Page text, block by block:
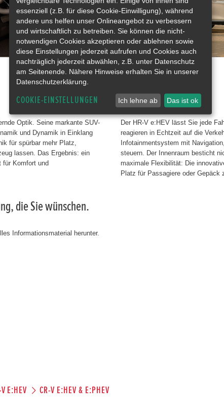
Optik. Seine markante SUV-
und Dynamik in Einklang
für spürbar mehr Platz,
lassen. Das Ergebnis: ein
für Komfort und
Intelligenter Komfort.
Der HR-V e:HEV lässt Sie jede
reagieren in Echtzeit auf die
Infotainmentsystem mit
steuern. Der Innenraum besticht
maximale Flexibilität: Die
Platz für Passagiere oder
die Sie wünschen.
Informationsmaterial herunter.
E:HEV CR-V E:HEV & E:PHEV
essenziell (z.B. für diese Cookie-Einwilligung), während
andere uns helfen unser Onlineangebot zu verbessern
und wirtschaftlich zu betreiben. Sie können die nicht-
notwendigen Cookies akzeptieren oder ablehnen sowie
diese Einstellungen jederzeit aufrufen und Cookies auch
nachträglich jederzeit abwählen, z.B. unter Datenschutz
am Seitenende. Nähere Hinweise erhalten Sie in unserer
Datenschutzerklärung.
COOKIE-EINSTELLUNGEN Ich lehne ab Das ist ok